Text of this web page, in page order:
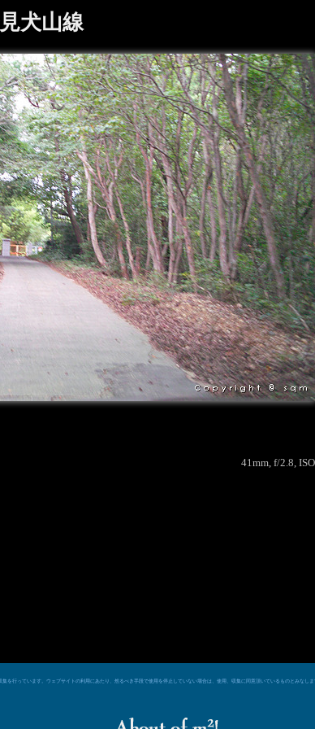
犬山線
41mm, f/2.8,
を行っています。ウェブサイトの利用にあたり、然るべき手段で使用を停止していない場合は、使用、収集に同意頂いているものとみなし